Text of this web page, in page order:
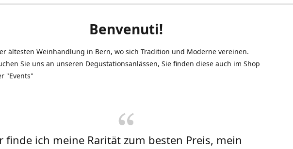
Benvenuti!
ältesten Weinhandlung in Bern, wo sich Tradition und Moderne vereinen.
Sie uns an unseren Degustationsanlässen, Sie finden diese auch im Shop
"Events"
finde ich meine Rarität zum besten Preis, mein